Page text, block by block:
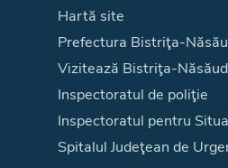
Hartă site
Prefectura Bistriţa-
Vizitează Bistriţa-Năsăud
Inspectoratul de poliţie
Inspectoratul pentru
Spitalul Judeţean de